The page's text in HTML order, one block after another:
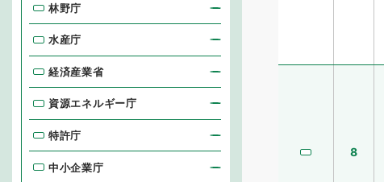
8
林野庁
水産庁
経済産業省
資源エネルギー庁
特許庁
中小企業庁